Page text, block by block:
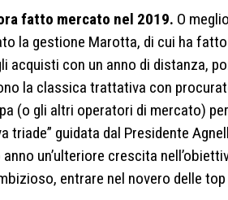
fatto mercato nel 2019. O
la gestione Marotta, di cui ha
acquisti con un anno di distanza,
la classica trattativa con
(o gli altri operatori di mercato)
triade” guidata dal Presidente
un’ulteriore crescita
entrare nel novero delle